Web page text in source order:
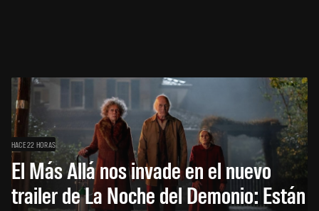
HACE 22 HORAS
El Más Allá nos invade en el nuevo
trailer de La Noche del Demonio: Están